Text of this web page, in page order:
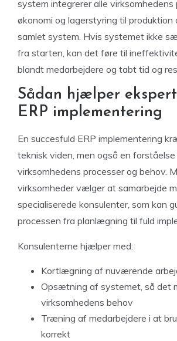
system integrerer alle virksomhedens
økonomi og lagerstyring til produktion
samlet system. Hvis systemet ikke
fra starten, kan det føre til
blandt medarbejdere og tabt tid og
Sådan hjælper
ERP implementering
En succesfuld ERP implementering
teknisk viden, men også en
virksomhedens processer og behov.
virksomheder vælger at samarbejde
specialiserede konsulenter, som kan
processen fra planlægning til fuld
Konsulenterne hjælper med:
Kortlægning af nuværende
Opsætning af systemet, så det
virksomhedens behov
Træning af medarbejdere i at
korrekt